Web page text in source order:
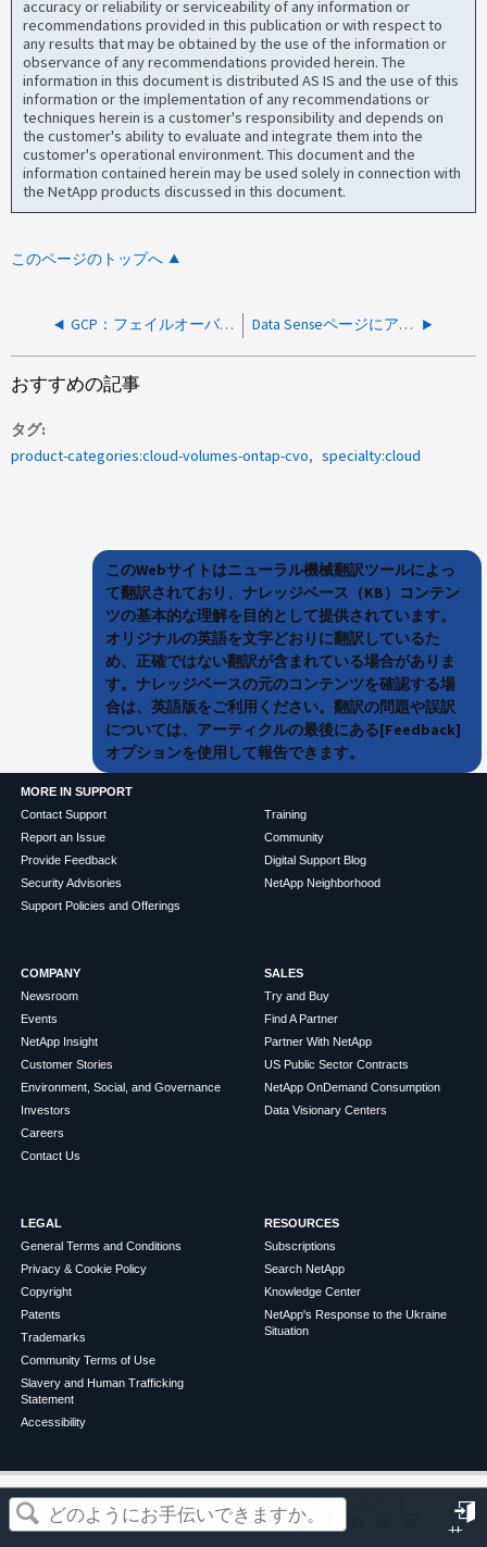
サ
accuracy or reliability or serviceability of any information or
recommendations provided in this publication or with respect to
any results that may be obtained by the use of the information or
observance of any recommendations provided herein. The
information in this document is distributed AS IS and the use of this
information or the implementation of any recommendations or
techniques herein is a customer's responsibility and depends on
the customer's ability to evaluate and integrate them into the
customer's operational environment. This document and the
information contained herein may be used solely in connection with
the NetApp products discussed in this document.
このページのトップへ
GCP：フェイルオーバーが無効になっています（ログが同期されていません） Data Senseページにアクセスしようとすると、「Something wrong」エラーが表示される
この記事は役に立ちましたか？
おすすめの記事
タグ
product-categories:cloud-volumes-ontap-cvo
specialty:cloud
このWebサイトはニューラル機械翻訳ツールによっ
て翻訳されており、ナレッジベース（KB）コンテン
ツの基本的な理解を目的として提供されています。
オリジナルの英語を文字どおりに翻訳しているた
め、正確ではない翻訳が含まれている場合がありま
す。ナレッジベースの元のコンテンツを確認する場
合は、英語版をご利用ください。翻訳の問題や誤訳
については、アーティクルの最後にある[Feedback]
オプションを使用して報告できます。
MORE IN SUPPORT
Contact Support
Report an Issue
Provide Feedback
Security Advisories
Support Policies and Offerings
Training
Community
Digital Support Blog
NetApp Neighborhood
COMPANY
Newsroom
Events
NetApp Insight
Customer Stories
Environment, Social, and Governance
Investors
Careers
Contact Us
SALES
Try and Buy
Find A Partner
Partner With NetApp
US Public Sector Contracts
NetApp OnDemand Consumption
Data Visionary Centers
LEGAL
General Terms and Conditions
Privacy & Cookie Policy
Copyright
Patents
Trademarks
Community Terms of Use
Slavery and Human Trafficking
Statement
Accessibility
RESOURCES
Subscriptions
Search NetApp
Knowledge Center
NetApp's Response to the Ukraine
Situation
©2026NetApp English Terms of Use
Privacy Policy
Cookie Policy
Cookie Settings